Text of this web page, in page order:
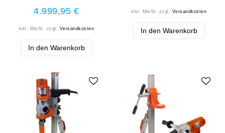
4.999,95 €
inkl. MwSt. zzgl. Versandkosten
In den Warenkorb
inkl. MwSt. zzgl. Versandkosten
In den Warenkorb